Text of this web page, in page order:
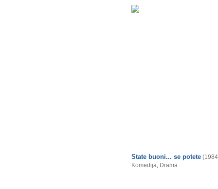
State buoni... se potete
Komēdija, Drāma